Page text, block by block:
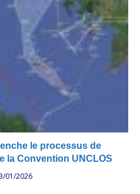
le processus de
la Convention UNCLOS
01/2026